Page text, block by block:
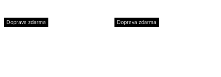
Doprava zdarma Doprava zdarma